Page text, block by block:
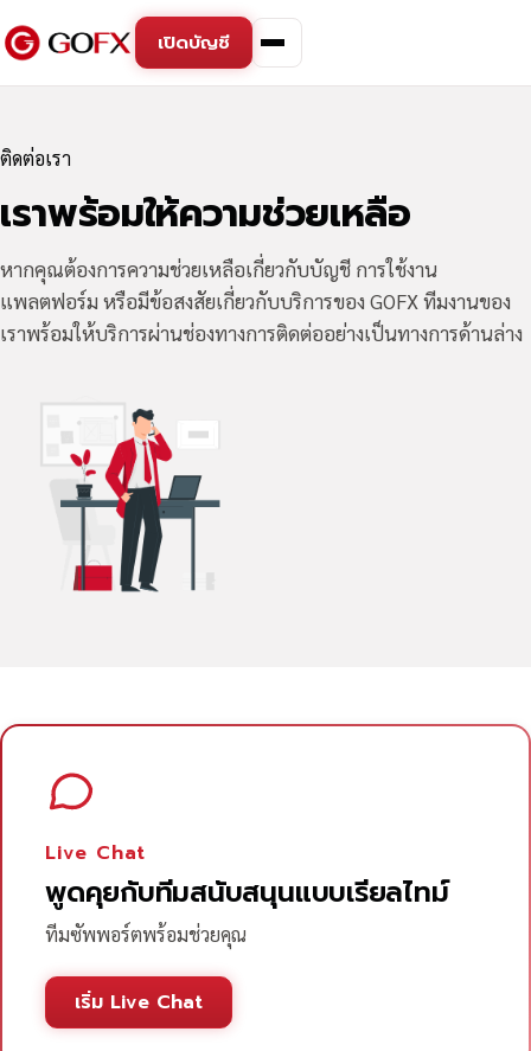
เปิดบัญชี
ติดต่อเรา
เราพร้อมให้ความช่วยเหลือ
หากคุณต้องการความช่วยเหลือเกี่ยวกับบัญชี การใช้งาน
แพลตฟอร์ม หรือมีข้อสงสัยเกี่ยวกับบริการของ GOFX ทีมงานของ
เราพร้อมให้บริการผ่านช่องทางการติดต่ออย่างเป็นทางการด้านล่าง
Live Chat
พูดคุยกับทีมสนับสนุนแบบเรียลไทม์
ทีมซัพพอร์ตพร้อมช่วยคุณ
เริ่ม Live Chat